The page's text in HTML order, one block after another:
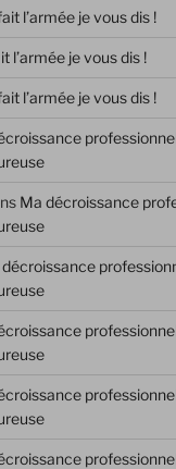
l’armée je vous dis !
l’armée je vous dis !
l’armée je vous dis !
Ma décroissance